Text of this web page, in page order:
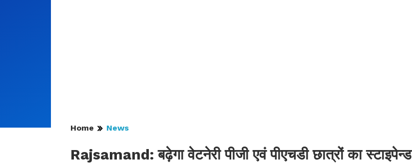
Home News
Rajsamand: बढ़ेगा वेटनेरी पीजी एवं पीएचडी छात्रों का स्टाइपेन्ड